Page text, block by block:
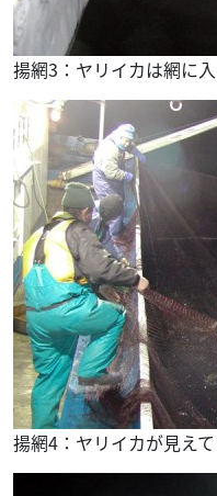
揚網3：ヤリイカは網に
揚網4：ヤリイカが見えて